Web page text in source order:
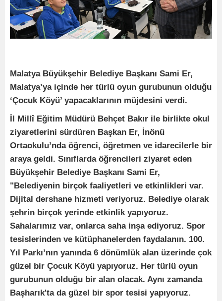
Malatya Büyükşehir Belediye Başkanı Sami Er,
Malatya’ya içinde her türlü oyun gurubunun olduğu
‘Çocuk Köyü’ yapacaklarının müjdesini verdi.
İl Millî Eğitim Müdürü Behçet Bakır ile birlikte okul
ziyaretlerini sürdüren Başkan Er, İnönü
Ortaokulu’nda öğrenci, öğretmen ve idarecilerle bir
araya geldi. Sınıflarda öğrencileri ziyaret eden
Büyükşehir Belediye Başkanı Sami Er,
"Belediyenin birçok faaliyetleri ve etkinlikleri var.
Dijital dershane hizmeti veriyoruz. Belediye olarak
şehrin birçok yerinde etkinlik yapıyoruz.
Sahalarımız var, onlarca saha inşa ediyoruz. Spor
tesislerinden ve kütüphanelerden faydalanın. 100.
Yıl Parkı’nın yanında 6 dönümlük alan üzerinde çok
güzel bir Çocuk Köyü yapıyoruz. Her türlü oyun
gurubunun olduğu bir alan olacak. Aynı zamanda
Başharık'ta da güzel bir spor tesisi yapıyoruz.